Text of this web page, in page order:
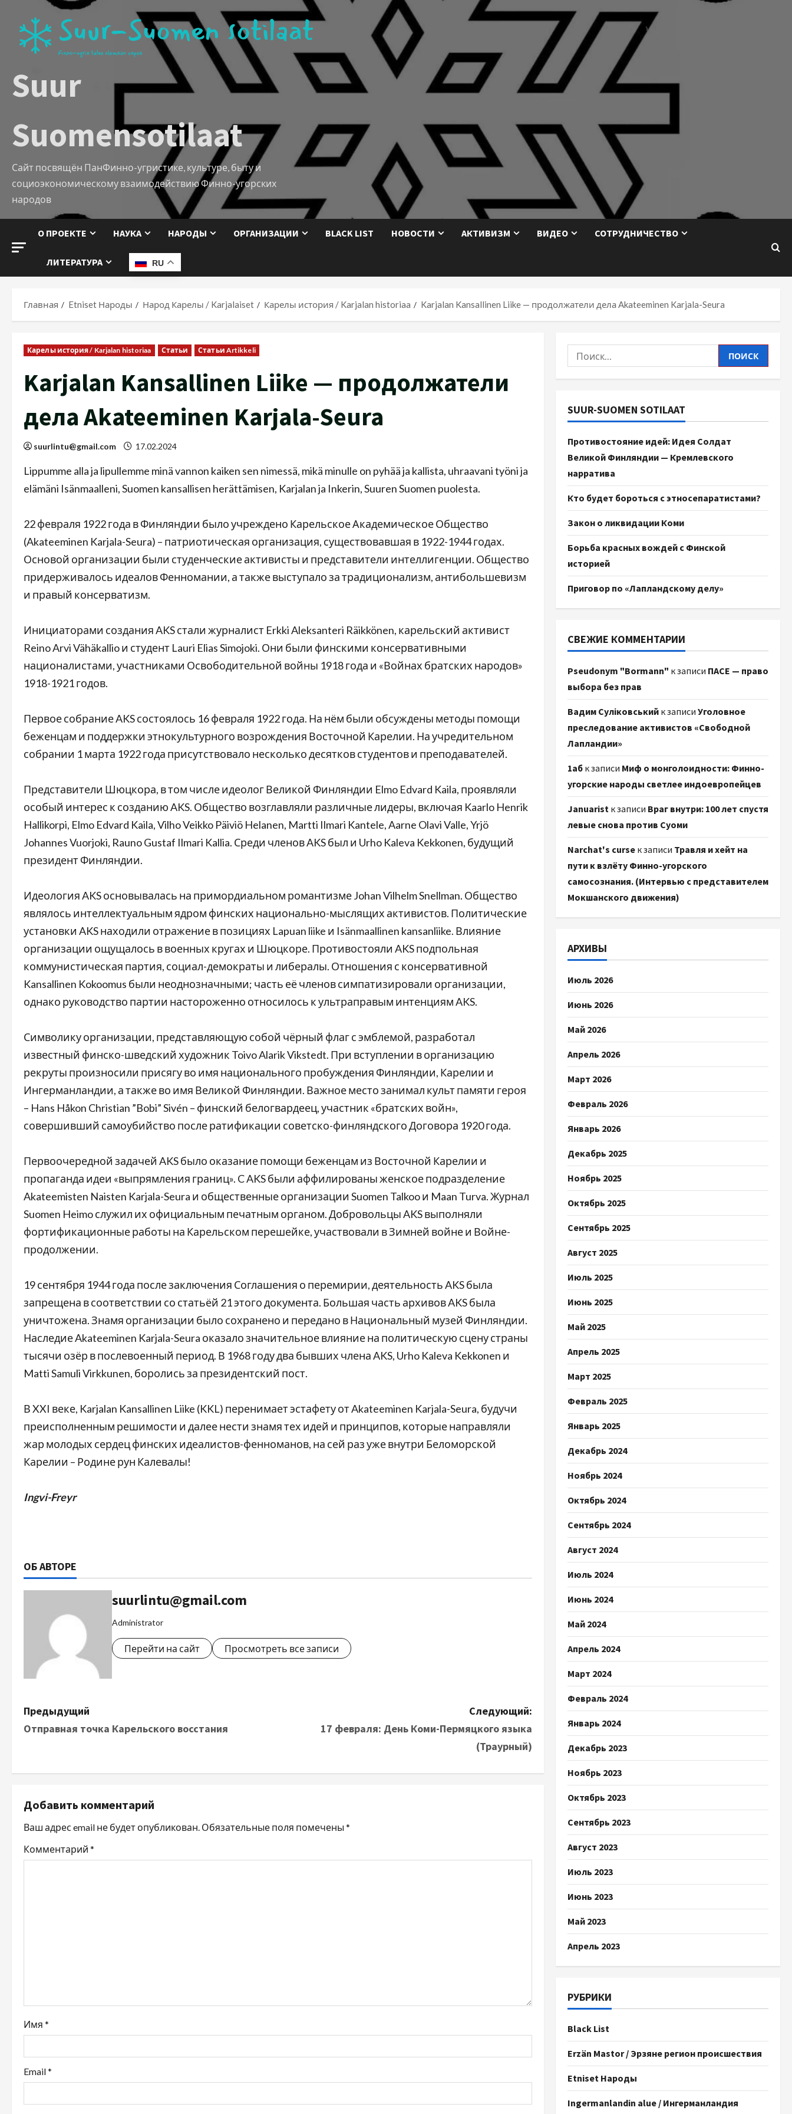
Suur
Suomensotilaat
Сайт посвящён ПанФинно-угристике, культуре, быту и
социоэкономическому взаимодействию Финно-угорских
народов
О ПРОЕКТЕ НАУКА НАРОДЫ ОРГАНИЗАЦИИ BLACK LIST НОВОСТИ АКТИВИЗМ ВИДЕО СОТРУДНИЧЕСТВО
ЛИТЕРАТУРА RU
Главная Etniset Народы Народ Карелы / Karjalaiset Карелы история / Karjalan historiaa Karjalan Kansallinen Liike — продолжатели дела Akateeminen Karjala-Seura
Карелы история / Karjalan historiaa Статьи Статьи Artikkeli
Karjalan Kansallinen Liike — продолжатели
дела Akateeminen Karjala-Seura
suurlintu@gmail.com 17.02.2024
Lippumme alla ja lipullemme minä vannon kaiken sen nimessä, mikä minulle on pyhää ja kallista, uhraavani työni ja
elämäni Isänmaalleni, Suomen kansallisen herättämisen, Karjalan ja Inkerin, Suuren Suomen puolesta.
22 февраля 1922 года в Финляндии было учреждено Карельское Академическое Общество
(Akateeminen Karjala-Seura) – патриотическая организация, существовавшая в 1922-1944 годах.
Основой организации были студенческие активисты и представители интеллигенции. Общество
придерживалось идеалов Фенномании, а также выступало за традиционализм, антибольшевизм
и правый консерватизм.
Инициаторами создания AKS стали журналист Erkki Aleksanteri Räikkönen, карельский активист
Reino Arvi Vähäkallio и студент Lauri Elias Simojoki. Они были финскими консервативными
националистами, участниками Освободительной войны 1918 года и «Войнах братских народов»
1918-1921 годов.
Первое собрание AKS состоялось 16 февраля 1922 года. На нём были обсуждены методы помощи
беженцам и поддержки этнокультурного возрождения Восточной Карелии. На учредительном
собрании 1 марта 1922 года присутствовало несколько десятков студентов и преподавателей.
Представители Шюцкора, в том числе идеолог Великой Финляндии Elmo Edvard Kaila, проявляли
особый интерес к созданию AKS. Общество возглавляли различные лидеры, включая Kaarlo Henrik
Hallikorpi, Elmo Edvard Kaila, Vilho Veikko Päiviö Helanen, Martti Ilmari Kantele, Aarne Olavi Valle, Yrjö
Johannes Vuorjoki, Rauno Gustaf Ilmari Kallia. Среди членов AKS был и Urho Kaleva Kekkonen, будущий
президент Финляндии.
Идеология AKS основывалась на примордиальном романтизме Johan Vilhelm Snellman. Общество
являлось интеллектуальным ядром финских национально-мыслящих активистов. Политические
установки AKS находили отражение в позициях Lapuan liike и Isänmaallinen kansanliike. Влияние
организации ощущалось в военных кругах и Шюцкоре. Противостояли AKS подпольная
коммунистическая партия, социал-демократы и либералы. Отношения с консервативной
Kansallinen Kokoomus были неоднозначными; часть её членов симпатизировали организации,
однако руководство партии настороженно относилось к ультраправым интенциям AKS.
Символику организации, представляющую собой чёрный флаг с эмблемой, разработал
известный финско-шведский художник Toivo Alarik Vikstedt. При вступлении в организацию
рекруты произносили присягу во имя национального пробуждения Финляндии, Карелии и
Ингерманландии, а также во имя Великой Финляндии. Важное место занимал культ памяти героя
– Hans Håkon Christian ”Bobi” Sivén – финский белогвардеец, участник «братских войн»,
совершивший самоубийство после ратификации советско-финляндского Договора 1920 года.
Первоочередной задачей AKS было оказание помощи беженцам из Восточной Карелии и
пропаганда идеи «выпрямления границ». C AKS были аффилированы женское подразделение
Akateemisten Naisten Karjala-Seura и общественные организации Suomen Talkoo и Maan Turva. Журнал
Suomen Heimo служил их официальным печатным органом. Добровольцы AKS выполняли
фортификационные работы на Карельском перешейке, участвовали в Зимней войне и Войне-
продолжении.
19 сентября 1944 года после заключения Соглашения о перемирии, деятельность AKS была
запрещена в соответствии со статьёй 21 этого документа. Большая часть архивов AKS была
уничтожена. Знамя организации было сохранено и передано в Национальный музей Финляндии.
Наследие Akateeminen Karjala-Seura оказало значительное влияние на политическую сцену страны
тысячи озёр в послевоенный период. В 1968 году два бывших члена AKS, Urho Kaleva Kekkonen и
Matti Samuli Virkkunen, боролись за президентский пост.
В XXI веке, Karjalan Kansallinen Liike (KKL) перенимает эстафету от Akateeminen Karjala-Seura, будучи
преисполненным решимости и далее нести знамя тех идей и принципов, которые направляли
жар молодых сердец финских идеалистов-фенноманов, на сей раз уже внутри Беломорской
Карелии – Родине рун Калевалы!
Ingvi-Freyr
ОБ АВТОРЕ
suurlintu@gmail.com
Administrator
Перейти на сайт Просмотреть все записи
Предыдущий
Отправная точка Карельского восстания
Следующий:
17 февраля: День Коми-Пермяцкого языка
(Траурный)
Добавить комментарий
Ваш адрес email не будет опубликован. Обязательные поля помечены *
Комментарий *
Имя *
Email*
SUUR-SUOMEN SOTILAAT
Противостояние идей: Идея Солдат
Великой Финляндии — Кремлевского
нарратива
Кто будет бороться с этносепаратистами?
Закон о ликвидации Коми
Борьба красных вождей с Финской
историей
Приговор по «Лапландскому делу»
СВЕЖИЕ КОММЕНТАРИИ
Pseudonym "Bormann" к записи ПАСЕ — право
выбора без прав
Вадим Суліковськийк записи Уголовное
преследование активистов «Свободной
Лапландии»
1абк записи Миф о монголоидности: Финно-
угорские народы светлее индоевропейцев
Januaristк записи Враг внутри: 100 лет спустя
левые снова против Суоми
Narchat's curseк записи Травля и хейт на
пути к взлёту Финно-угорского
самосознания. (Интервью с представителем
Мокшанского движения)
АРХИВЫ
Июль 2026
Июнь 2026
Май 2026
Апрель 2026
Март 2026
Февраль 2026
Январь 2026
Декабрь 2025
Ноябрь 2025
Октябрь 2025
Сентябрь 2025
Август 2025
Июль 2025
Июнь 2025
Май 2025
Апрель 2025
Март 2025
Февраль 2025
Январь 2025
Декабрь 2024
Ноябрь 2024
Октябрь 2024
Сентябрь 2024
Август 2024
Июль 2024
Июнь 2024
Май 2024
Апрель 2024
Март 2024
Февраль 2024
Январь 2024
Декабрь 2023
Ноябрь 2023
Октябрь 2023
Сентябрь 2023
Август 2023
Июль 2023
Июнь 2023
Май 2023
Апрель 2023
РУБРИКИ
Black List
Erzän Mastor / Эрзяне регион происшествия
Etniset Народы
Ingermanlandin alue / Ингерманландия